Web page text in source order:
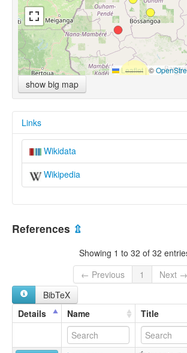
Leaflet |©
show big map
Links
Wikidata
Wikipedia
References ⇫
Showing 1 to 32 of 32
← Previous
1
Next →
BibTeX
Details
Name Title